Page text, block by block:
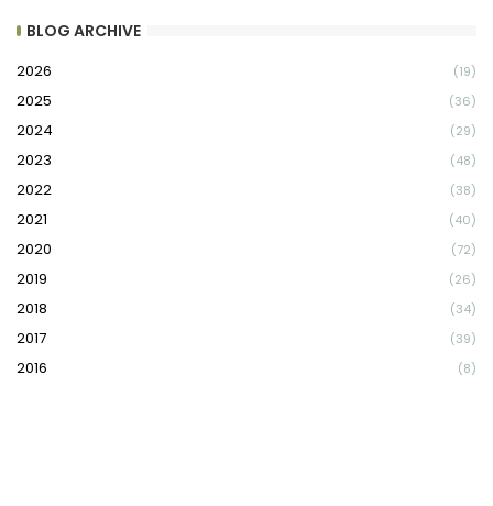
BLOG ARCHIVE
2026 (19)
2025 (36)
2024 (29)
2023 (48)
2022 (38)
2021 (40)
2020 (72)
2019 (26)
2018 (34)
2017 (39)
2016 (8)